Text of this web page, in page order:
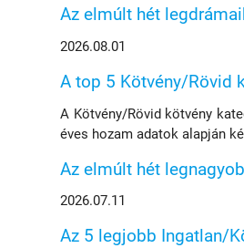
Az elmúlt hét
2026.08.01
A top 5 Kötvény/Rövid
A Kötvény/Rövid kötvény
éves hozam adatok alapján
Az elmúlt hét
2026.07.11
Az 5 legjobb Ingatlan/